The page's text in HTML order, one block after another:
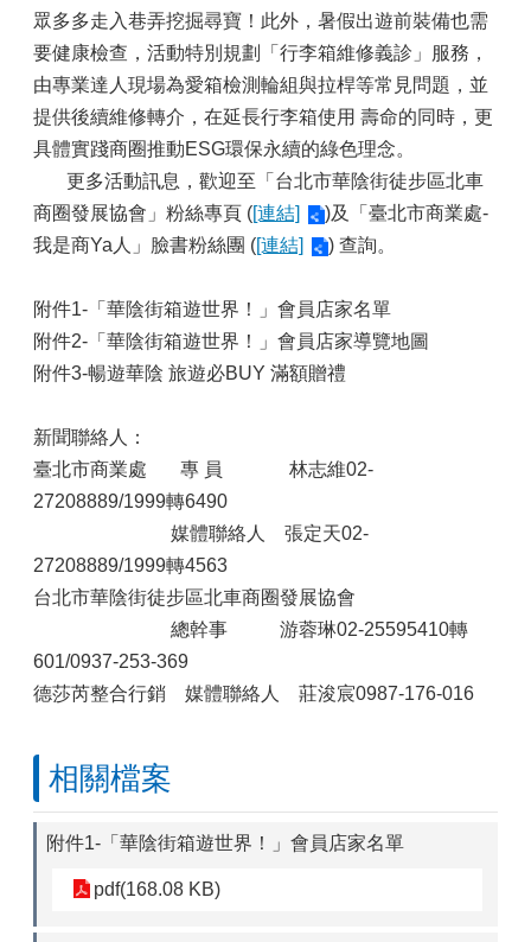
眾多多走入巷弄挖掘尋寶！此外，暑假出遊前裝備也需
要健康檢查，活動特別規劃「行李箱維修義診」服務，
由專業達人現場為愛箱檢測輪組與拉桿等常見問題，並
提供後續維修轉介，在延長行李箱使用 壽命的同時，更
具體實踐商圈推動ESG環保永續的綠色理念。
更多活動訊息，歡迎至「台北市華陰街徒步區北車
商圈發展協會」粉絲專頁 ([連結]
)及「臺北市商業處-
我是商Ya人」臉書粉絲團 ([連結] ) 查詢。
附件1-「華陰街箱遊世界！」會員店家名單
附件2-「華陰街箱遊世界！」會員店家導覽地圖
附件3-暢遊華陰 旅遊必BUY 滿額贈禮
新聞聯絡人：
臺北市商業處 專 員 林志維02-
27208889/1999轉6490
媒體聯絡人 張定天02-
27208889/1999轉4563
台北市華陰街徒步區北車商圈發展協會
總幹事 游蓉琳02-25595410轉
601/0937-253-369
德莎芮整合行銷 媒體聯絡人 莊浚宸0987-176-016
相關檔案
附件1-「華陰街箱遊世界！」會員店家名單
pdf(168.08 KB)